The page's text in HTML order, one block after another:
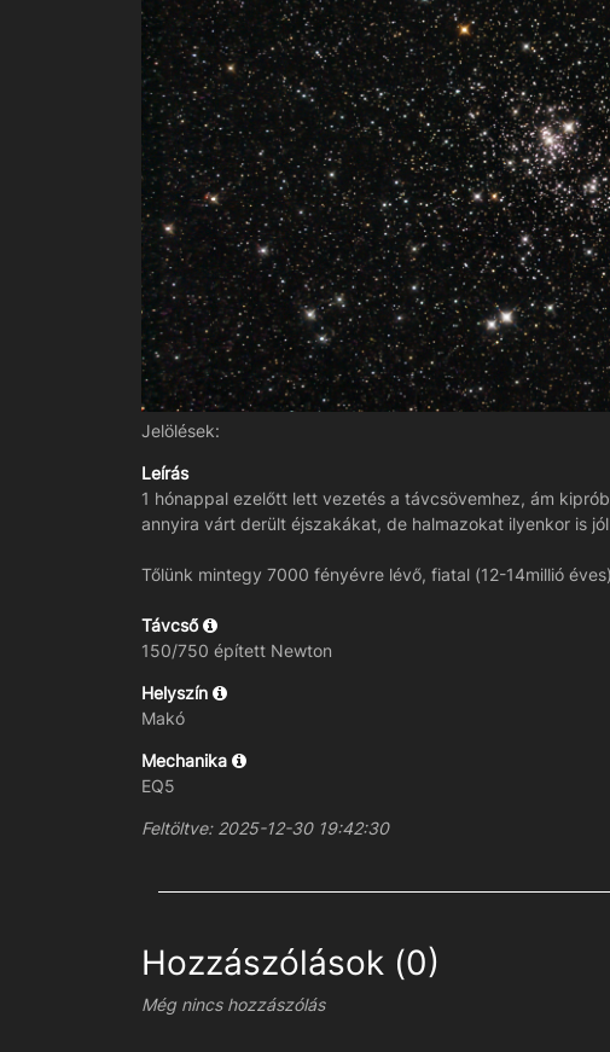
Jelölések:
Leírás
1 hónappal ezelőtt lett vezetés a távcsövemhez, ám
annyira várt derült éjszakákat, de halmazokat ilyenkor is
Tőlünk mintegy 7000 fényévre lévő, fiatal (12-14millió
Távcső
150/750 épített Newton
Helyszín
Makó
Mechanika
EQ5
Feltöltve: 2025-12-30 19:42:30
Hozzászólások (0)
Még nincs hozzászólás